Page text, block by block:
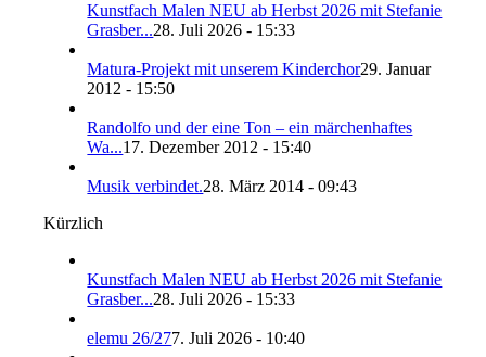
Kunstfach Malen NEU ab Herbst 2026 mit Stefanie
Grasber...28. Juli 2026 - 15:33
Matura-Projekt mit unserem Kinderchor29. Januar
2012 - 15:50
Randolfo und der eine Ton – ein märchenhaftes
Wa...17. Dezember 2012 - 15:40
Musik verbindet.28. März 2014 - 09:43
Kürzlich
Kunstfach Malen NEU ab Herbst 2026 mit Stefanie
Grasber...28. Juli 2026 - 15:33
elemu 26/277. Juli 2026 - 10:40